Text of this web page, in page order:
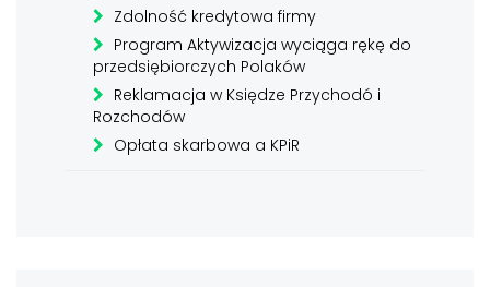
Zdolność kredytowa firmy
Program Aktywizacja wyciąga rękę do
przedsiębiorczych Polaków
Reklamacja w Księdze Przychodó i
Rozchodów
Opłata skarbowa a KPiR